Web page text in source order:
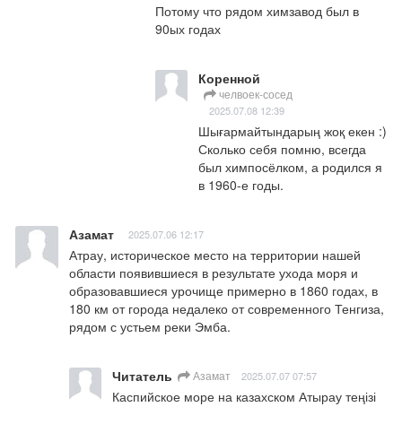
Потому что рядом химзавод был в
90ых годах
Коренной
челвоек-сосед
2025.07.08 12:39
Шығармайтындарың жоқ екен :)
Сколько себя помню, всегда
был химпосёлком, а родился я
в 1960-е годы.
Азамат 2025.07.06 12:17
Атрау, историческое место на территории нашей
области появившиеся в результате ухода моря и
образовавшиеся урочище примерно в 1860 годах, в
180 км от города недалеко от современного Тенгиза,
рядом с устьем реки Эмба.
Читатель Азамат 2025.07.07 07:57
Каспийское море на казахском Атырау теңізі